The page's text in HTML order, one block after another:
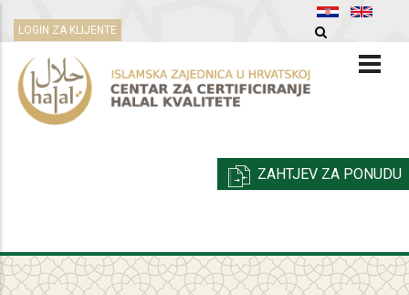
na
glavni
sadržaj
LOGIN ZA KLIJENTE
ZAHTJEV ZA PONUDU